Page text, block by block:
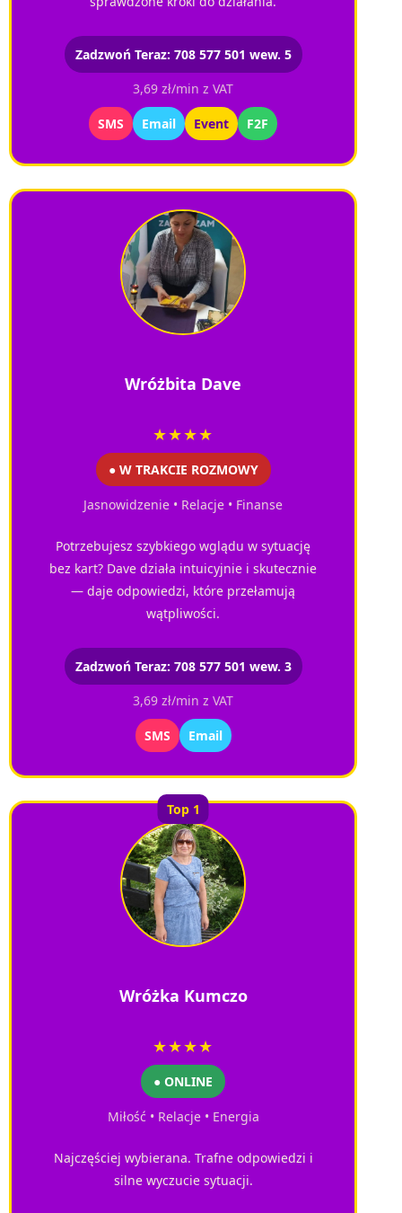
Zadzwoń Teraz: 708 577 501 wew. 5
3,69 zł/min z VAT
SMS Email Event F2F
Wróżbita Dave
★★★★
● W TRAKCIE ROZMOWY
Jasnowidzenie • Relacje • Finanse
Potrzebujesz szybkiego wglądu w sytuację
bez kart? Dave działa intuicyjnie i skutecznie
— daje odpowiedzi, które przełamują
wątpliwości.
Zadzwoń Teraz: 708 577 501 wew. 3
3,69 zł/min z VAT
SMS Email
Top 1
Wróżka Kumczo
★★★★
● ONLINE
Miłość • Relacje • Energia
Najczęściej wybierana. Trafne odpowiedzi i
silne wyczucie sytuacji.